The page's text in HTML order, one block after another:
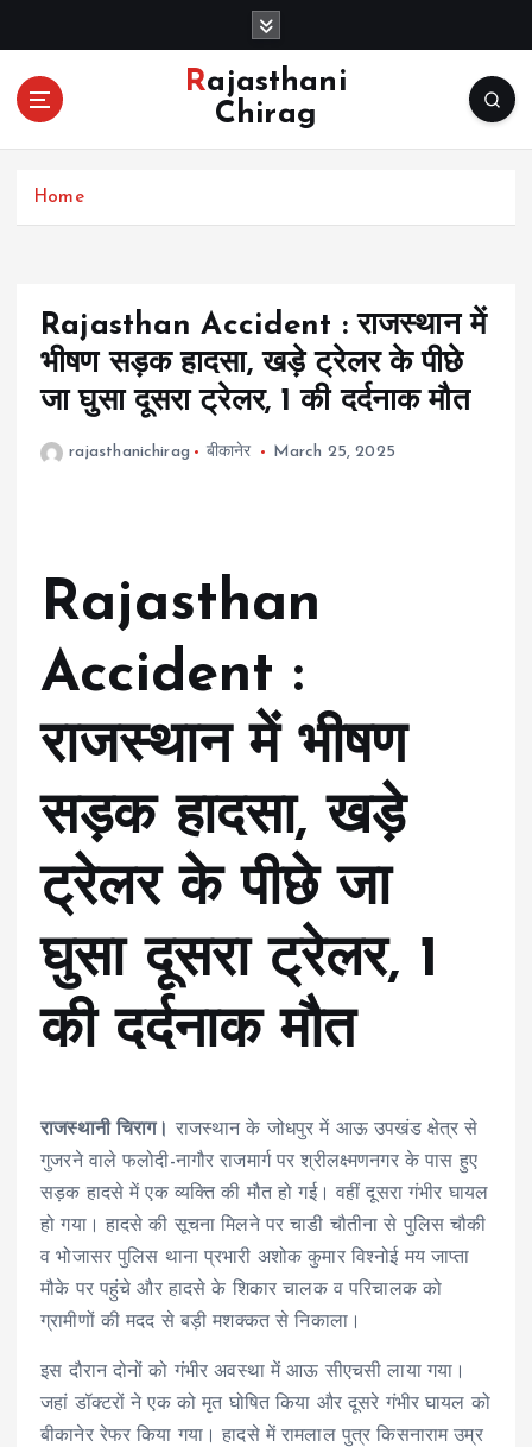
o
Rajasthani
Chirag
Home
Rajasthan Accident : राजस्थान में
भीषण सड़क हादसा, खड़े ट्रेलर के पीछे
जा घुसा दूसरा ट्रेलर, 1 की दर्दनाक मौत
rajasthanichirag बीकानेर March 25, 2025
Rajasthan
Accident :
राजस्थान में भीषण
सड़क हादसा, खड़े
ट्रेलर के पीछे जा
घुसा दूसरा ट्रेलर, 1
की दर्दनाक मौत
राजस्थानी चिराग।
राजस्थान के जोधपुर में आऊ उपखंड क्षेत्र से
गुजरने वाले फलोदी-नागौर राजमार्ग पर श्रीलक्ष्मणनगर के पास हुए
सड़क हादसे में एक व्यक्ति की मौत हो गई। वहीं दूसरा गंभीर घायल
हो गया। हादसे की सूचना मिलने पर चाडी चौतीना से पुलिस चौकी
व भोजासर पुलिस थाना प्रभारी अशोक कुमार विश्नोई मय जाप्ता
मौके पर पहुंचे और हादसे के शिकार चालक व परिचालक को
ग्रामीणों की मदद से बड़ी मशक्कत से निकाला।
इस दौरान दोनों को गंभीर अवस्था में आऊ सीएचसी लाया गया।
जहां डॉक्टरों ने एक को मृत घोषित किया और दूसरे गंभीर घायल को
बीकानेर रेफर किया गया। हादसे में रामलाल पुत्र किसनाराम उम्र